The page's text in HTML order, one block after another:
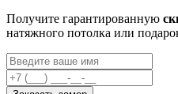
Получите гарантированную
натяжного потолка или